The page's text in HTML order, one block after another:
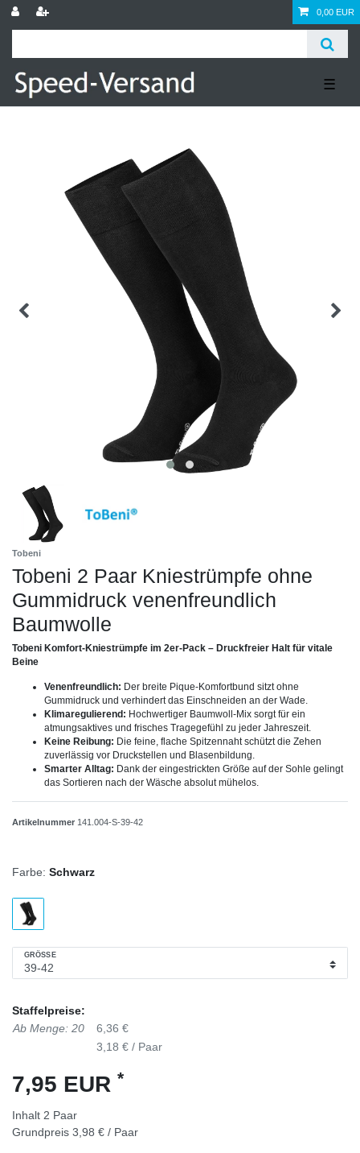
0,00 EUR
☰
Tobeni
Tobeni 2 Paar Kniestrümpfe ohne
Gummidruck venenfreundlich
Baumwolle
Tobeni Komfort-Kniestrümpfe im 2er-Pack – Druckfreier Halt für vitale
Beine
Venenfreundlich: Der breite Pique-Komfortbund sitzt ohne
Gummidruck und verhindert das Einschneiden an der Wade.
Klimaregulierend: Hochwertiger Baumwoll-Mix sorgt für ein
atmungsaktives und frisches Tragegefühl zu jeder Jahreszeit.
Keine Reibung: Die feine, flache Spitzennaht schützt die Zehen
zuverlässig vor Druckstellen und Blasenbildung.
Smarter Alltag: Dank der eingestrickten Größe auf der Sohle gelingt
das Sortieren nach der Wäsche absolut mühelos.
Artikelnummer 141.004-S-39-42
Farbe: Schwarz
GRÖSSE
Staffelpreise:
Ab Menge: 20
6,36 €
3,18 € / Paar
7,95 EUR *
Inhalt 2 Paar
Grundpreis 3,98 € / Paar